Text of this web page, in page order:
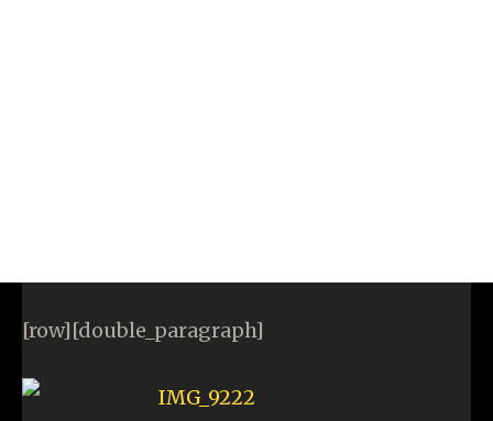
[row][double_paragraph]